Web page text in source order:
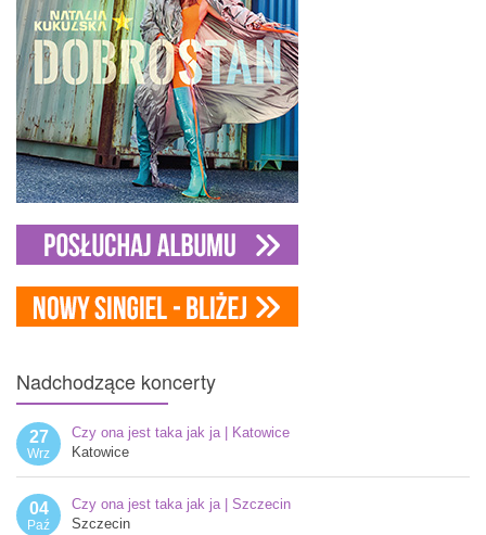
Nadchodzące koncerty
27
Wrz
Czy ona jest taka jak ja | Katowice
Katowice
04
Paź
Czy ona jest taka jak ja | Szczecin
Szczecin